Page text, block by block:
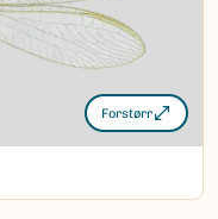
Forstørr